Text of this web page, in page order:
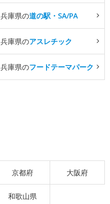
兵庫県の道の駅・SA/PA
兵庫県のアスレチック
兵庫県のフードテーマパーク
京都府 大阪府
和歌山県